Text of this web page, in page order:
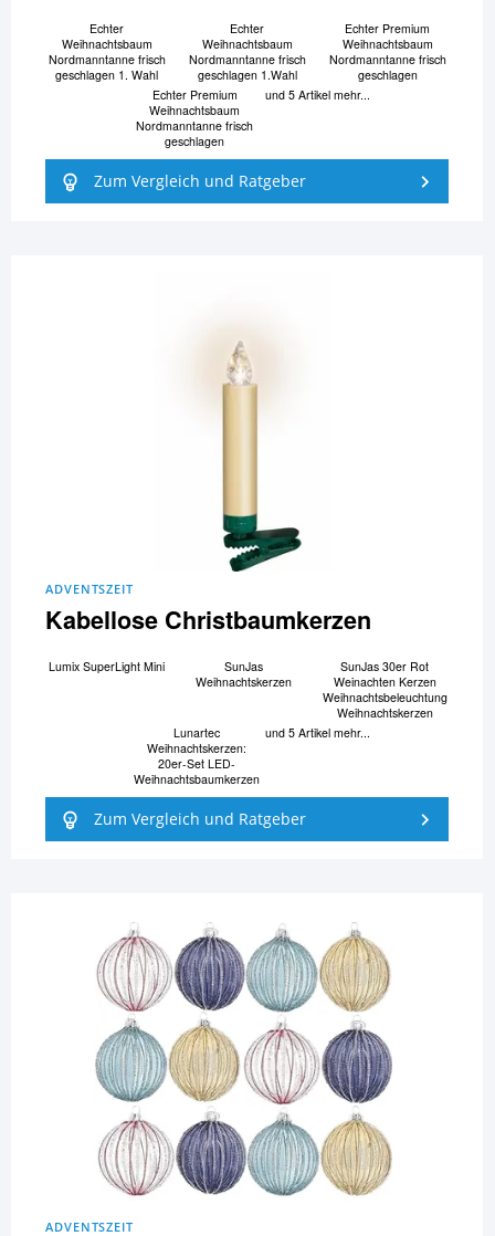
Echter
Weihnachtsbaum
Nordmanntanne frisch
geschlagen 1. Wahl
Echter
Weihnachtsbaum
Nordmanntanne frisch
geschlagen 1.Wahl
Echter Premium
Weihnachtsbaum
Nordmanntanne frisch
geschlagen
Echter Premium
Weihnachtsbaum
Nordmanntanne frisch
geschlagen
und 5 Artikel mehr...
Zum Vergleich und Ratgeber
ADVENTSZEIT
Kabellose Christbaumkerzen
Lumix SuperLight Mini
SunJas
Weihnachtskerzen
SunJas 30er Rot
Weinachten Kerzen
Weihnachtsbeleuchtung
Weihnachtskerzen
Lunartec
Weihnachtskerzen:
20er-Set LED-
Weihnachtsbaumkerzen
und 5 Artikel mehr...
Zum Vergleich und Ratgeber
ADVENTSZEIT